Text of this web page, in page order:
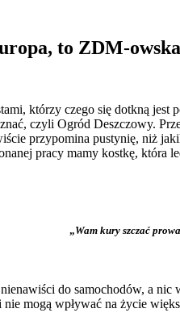
to ZDM-
którzy czego się dotkną jest
czyli Ogród Deszczowy.
przypomina pustynię, niż
pracy mamy kostkę,
„Wam kury szczać
do samochodów, a
mogą wpływać na życie